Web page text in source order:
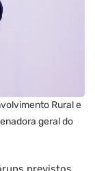
Rural e
geral do